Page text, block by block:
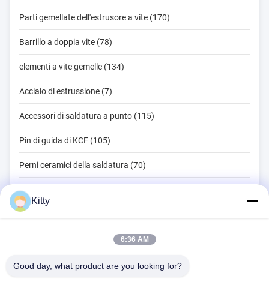
Parti gemellate dell'estrusore a vite (170)
Barrillo a doppia vite (78)
elementi a vite gemelle (134)
Acciaio di estrussione (7)
Accessori di saldatura a punto (115)
Pin di guida di KCF (105)
Perni ceramici della saldatura (70)
Strumenti di saldatura a punto (134)
Macchina della saldatura a punti di resistenza (18)
Kitty
6:36 AM
Good day, what product are you looking for?